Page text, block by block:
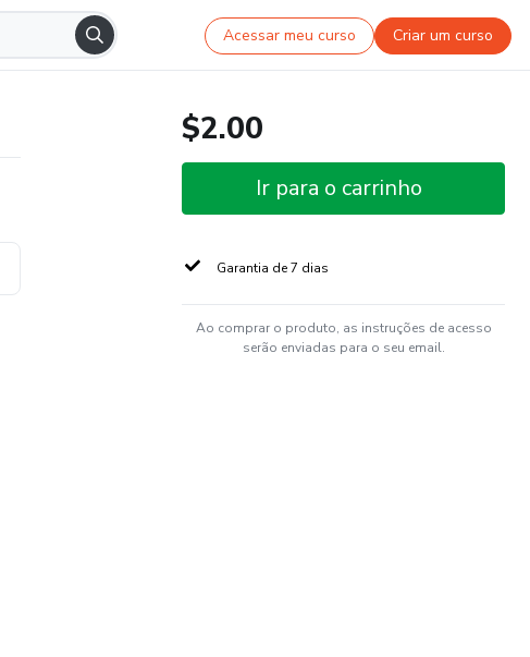
Acessar meu curso Criar um curso
$2.00
Ir para o carrinho
Garantia de 7 dias
Ao comprar o produto, as instruções de acesso
serão enviadas para o seu email.